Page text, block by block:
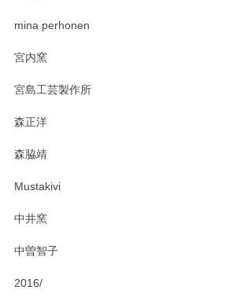
おかけしました。 ありがとうございます。
mina perhonen
宮内窯
宮島工芸製作所
森正洋
森脇靖
Mustakivi
中井窯
中曽智子
2016/